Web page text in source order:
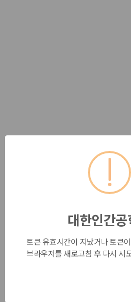
대한인간공
토큰 유효시간이 지났거나 토큰
브라우저를 새로고침 후 다시 시